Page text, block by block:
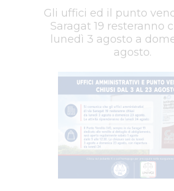
Gli uffici ed il punto
Saragat 19 resteranno
lunedì 3 agosto a
agosto.